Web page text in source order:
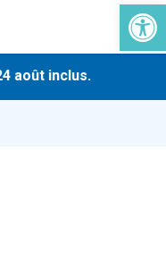
Ouvrir
inclus.